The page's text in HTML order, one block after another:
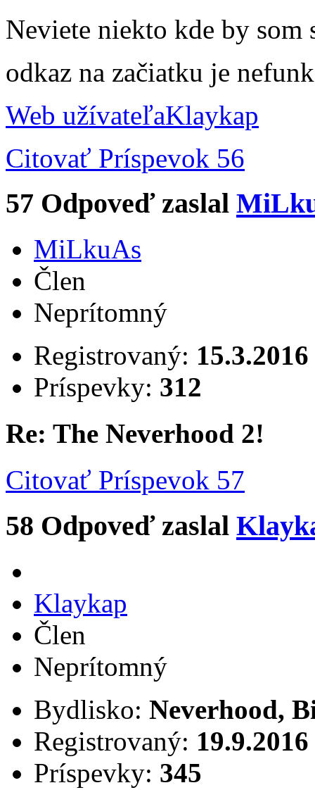
Neviete niekto kde by
odkaz na začiatku je
Web užívateľaKlaykap
Citovať Príspevok 56
57 Odpoveď zaslal
MiLkuAs
Člen
Neprítomný
Registrovaný: 15.3.2016
Príspevky: 312
Re: The Neverhood 2!
Citovať Príspevok 57
58 Odpoveď zaslal
Klaykap
Člen
Neprítomný
Bydlisko: Neverhood,
Registrovaný: 19.9.2016
Príspevky: 345